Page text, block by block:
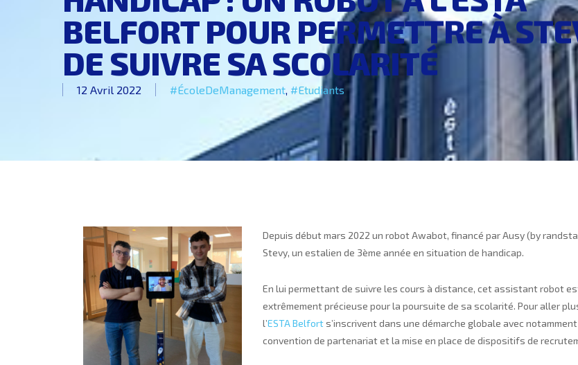
BELFORT POUR PERMETTRE À
DE SUIVRE SA SCOLARITÉ
12 Avril 2022 #ÉcoleDeManagement #Etudiants
Depuis début mars 2022 un robot Awabot, financé par Ausy (by
Stevy, un estalien de 3ème année en situation de handicap.
En lui permettant de suivre les cours à distance, cet assistant robot
extrêmement précieuse pour la poursuite de sa scolarité. Pour aller
l’ESTA Belforts’inscrivent dans une démarche globale avec
convention de partenariat et la mise en place de dispositifs de